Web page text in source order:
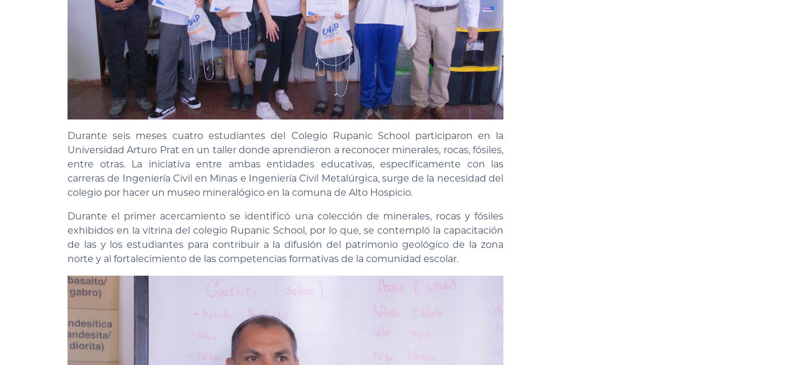
Durante seis meses cuatro estudiantes del Colegio Rupanic School participaron en la
Universidad Arturo Prat en un taller donde aprendieron a reconocer minerales, rocas, fósiles,
entre otras. La iniciativa entre ambas entidades educativas, específicamente con las
carreras de Ingeniería Civil en Minas e Ingeniería Civil Metalúrgica, surge de la necesidad del
colegio por hacer un museo mineralógico en la comuna de Alto Hospicio.
Durante el primer acercamiento se identificó una colección de minerales, rocas y fósiles
exhibidos en la vitrina del colegio Rupanic School, por lo que, se contempló la capacitación
de las y los estudiantes para contribuir a la difusión del patrimonio geológico de la zona
norte y al fortalecimiento de las competencias formativas de la comunidad escolar.